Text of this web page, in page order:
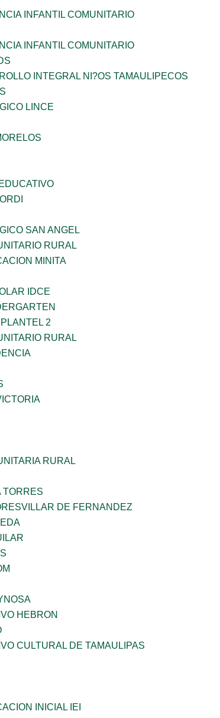
INFANTIL COMUNITARIO
INFANTIL COMUNITARIO
INTEGRAL NI?OS TAMAULIPECOS
LINCE
SAN ANGEL
RURAL
MINITA
IDCE
2
RURAL
RURAL
TORRES
DE FERNANDEZ
HEBRON
CULTURAL DE TAMAULIPAS
INICIAL IEI